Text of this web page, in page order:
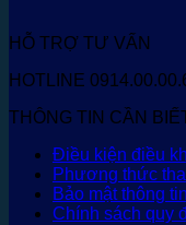
HỖ TRỢ TƯ VẤN
HOTLINE
THÔNG TIN CẦN
Điều kiện điều
Phương thức
Bảo mật thông
Chính sách quy